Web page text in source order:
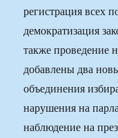
регистрация всех
демократизация
также проведение
добавлены два
объединения
нарушения на
наблюдение на